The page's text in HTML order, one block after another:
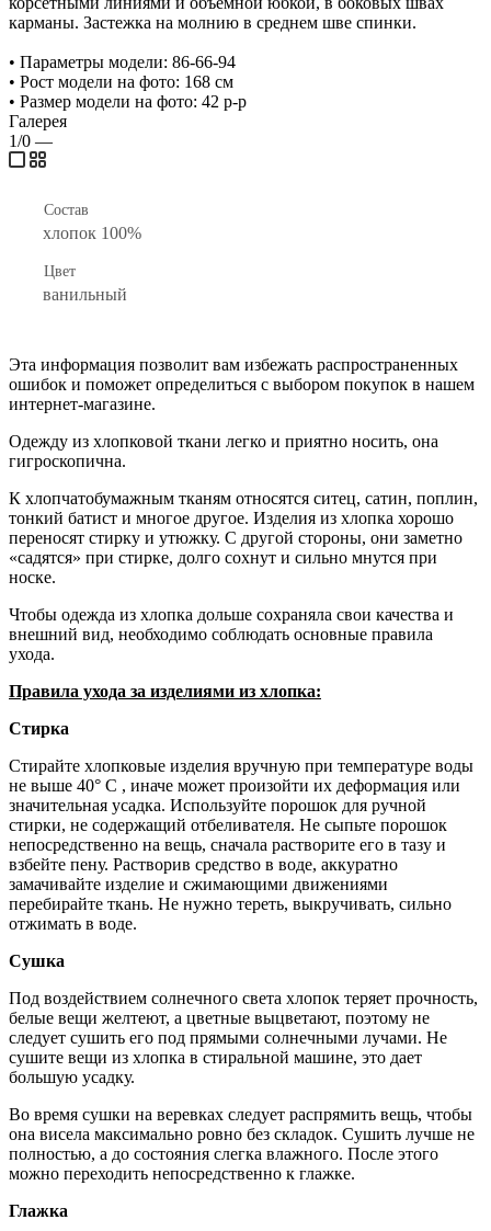
карманы. Застежка на молнию в среднем шве спинки.
• Параметры модели: 86-66-94
• Рост модели на фото: 168 см
• Размер модели на фото: 42 р-р
Галерея
1/0 —
Состав
хлопок 100%
Цвет
ванильный
Эта информация позволит вам избежать распространенных
ошибок и поможет определиться с выбором покупок в нашем
интернет-магазине.
Одежду из хлопковой ткани легко и приятно носить, она
гигроскопична.
К хлопчатобумажным тканям относятся ситец, сатин, поплин,
тонкий батист и многое другое. Изделия из хлопка хорошо
переносят стирку и утюжку. С другой стороны, они заметно
«садятся» при стирке, долго сохнут и сильно мнутся при
носке.
Чтобы одежда из хлопка дольше сохраняла свои качества и
внешний вид, необходимо соблюдать основные правила
ухода.
Правила ухода за изделиями из хлопка:
Стирка
Стирайте хлопковые изделия вручную при температуре воды
не выше 40° С , иначе может произойти их деформация или
значительная усадка. Используйте порошок для ручной
стирки, не содержащий отбеливателя. Не сыпьте порошок
непосредственно на вещь, сначала растворите его в тазу и
взбейте пену. Растворив средство в воде, аккуратно
замачивайте изделие и сжимающими движениями
перебирайте ткань. Не нужно тереть, выкручивать, сильно
отжимать в воде.
Сушка
Под воздействием солнечного света хлопок теряет прочность,
белые вещи желтеют, а цветные выцветают, поэтому не
следует сушить его под прямыми солнечными лучами. Не
сушите вещи из хлопка в стиральной машине, это дает
большую усадку.
Во время сушки на веревках следует распрямить вещь, чтобы
она висела максимально ровно без складок. Сушить лучше не
полностью, а до состояния слегка влажного. После этого
можно переходить непосредственно к глажке.
Глажка